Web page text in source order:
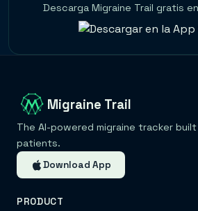
Descarga Migraine Trail gratis
Migraine Trail
The AI-powered migraine tracker
patients.
Download App
PRODUCT